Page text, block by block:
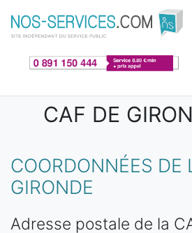
Aller au contenu principal
CAF DE
COORDONNÉES DE
GIRONDE
Adresse postale de la